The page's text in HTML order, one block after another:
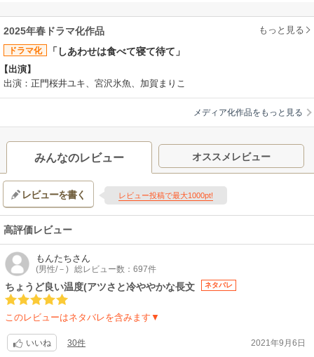
2025年春ドラマ化作品 もっと見る
ドラマ化 「しあわせは食べて寝て待て」
出演】
出演：正門桜井ユキ、宮沢氷魚、加賀まりこ
メディア化作品をもっと見る
みんなのレビュー オススメレビュー
レビューを書く レビュー投稿で最大1000pt!
高評価レビュー
もんたちさん
(男性/－) 総レビュー数：697件
ちょうど良い温度(アツさと冷ややかな長文 ネタバレ
このレビューはネタバレを含みます▼
いいね 30件 2021年9月6日